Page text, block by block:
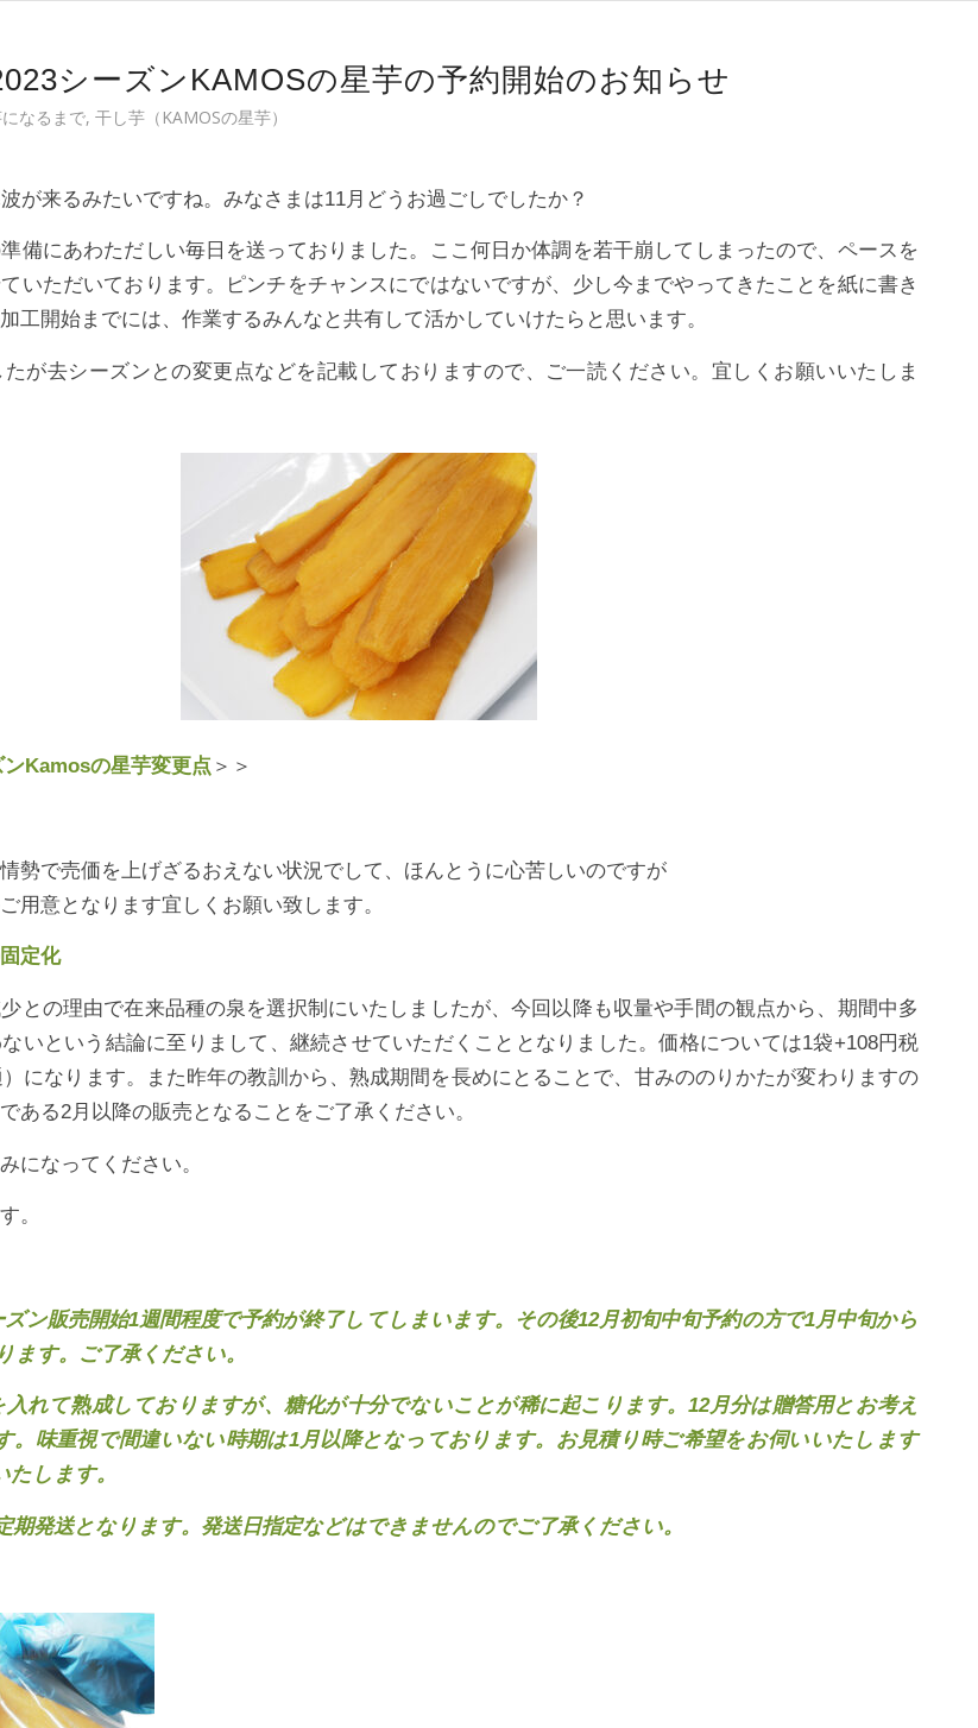
シーズンKAMOSの星芋の予約開始のお知らせ
なるまで, 干し芋（KAMOSの星芋）
が来るみたいですね。みなさまは11月どうお過ごしでしたか？
備にあわただしい毎日を送っておりました。ここ何日か体調を若干崩してしまったので、ペースを
いただいております。ピンチをチャンスにではないですが、少し今までやってきたことを紙に書き
工開始までには、作業するみんなと共有して活かしていけたらと思います。
が去シーズンとの変更点などを記載しておりますので、ご一読ください。宜しくお願いいたしま
Kamosの星芋変更点 ＞＞
勢で売価を上げざるおえない状況でして、ほんとうに心苦しいのですが
用意となります宜しくお願い致します。
定化
との理由で在来品種の泉を選択制にいたしましたが、今回以降も収量や手間の観点から、期間中多
いという結論に至りまして、継続させていただくこととなりました。価格については1袋+108円税
になります。また昨年の教訓から、熟成期間を長めにとることで、甘みののりかたが変わりますの
ある2月以降の販売となることをご了承ください。
になってください。
。
ン販売開始1週間程度で予約が終了してしまいます。その後12月初旬中旬予約の方で1月中旬から
ます。ご了承ください。
れて熟成しておりますが、糖化が十分でないことが稀に起こります。12月分は贈答用とお考え
。味重視で間違いない時期は1月以降となっております。お見積り時ご希望をお伺いいたします
します。
期発送となります。発送日指定などはできませんのでご了承ください。